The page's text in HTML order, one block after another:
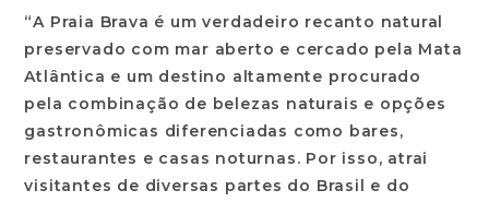
“A Praia Brava é um verdadeiro recanto natural
preservado com mar aberto e cercado pela Mata
Atlântica e um destino altamente procurado
pela combinação de belezas naturais e opções
gastronômicas diferenciadas como bares,
restaurantes e casas noturnas. Por isso, atrai
visitantes de diversas partes do Brasil e do